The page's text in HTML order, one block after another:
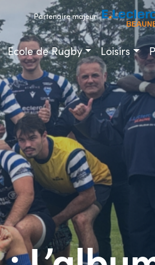
Partenaire majeur
Ecole de Rugby Loisirs